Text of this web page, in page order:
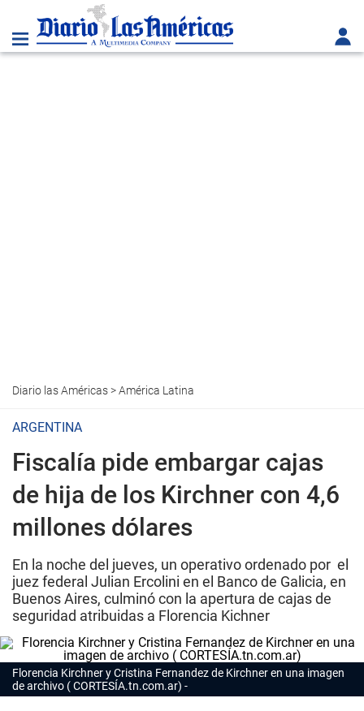
Diario las Américas>América Latina
ARGENTINA
Fiscalía pide embargar cajas
de hija de los Kirchner con 4,6
millones dólares
En la noche del jueves, un operativo ordenado por el
juez federal Julian Ercolini en el Banco de Galicia, en
Buenos Aires, culminó con la apertura de cajas de
seguridad atribuidas a Florencia Kichner
Florencia Kirchner y Cristina Fernandez de Kirchner en una imagen
de archivo ( CORTESÍA.tn.com.ar)